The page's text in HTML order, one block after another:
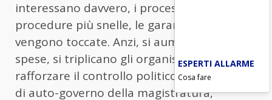
interessano davvero, i processi più rapidi, le
procedure più snelle, le garanzie, non
vengono toccate. Anzi, si aumentano le
spese, si triplicano gli organismi e si mira a
rafforzare il controllo politico sugli organi
di auto-governo della magistratura,
ESPERTI ALLARME
Cosa fare